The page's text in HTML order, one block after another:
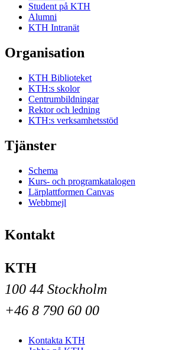
Student på KTH
Alumni
KTH Intranät
Organisation
KTH Biblioteket
KTH:s skolor
Centrumbildningar
Rektor och ledning
KTH:s verksamhetsstöd
Tjänster
Schema
Kurs- och programkatalogen
Lärplattformen Canvas
Webbmejl
Kontakt
KTH
100 44 Stockholm
+46 8 790 60 00
Kontakta KTH